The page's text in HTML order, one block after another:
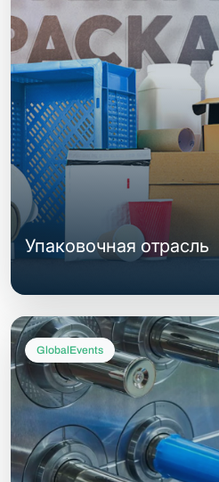
Упаковочная отрасль
GlobalEvents